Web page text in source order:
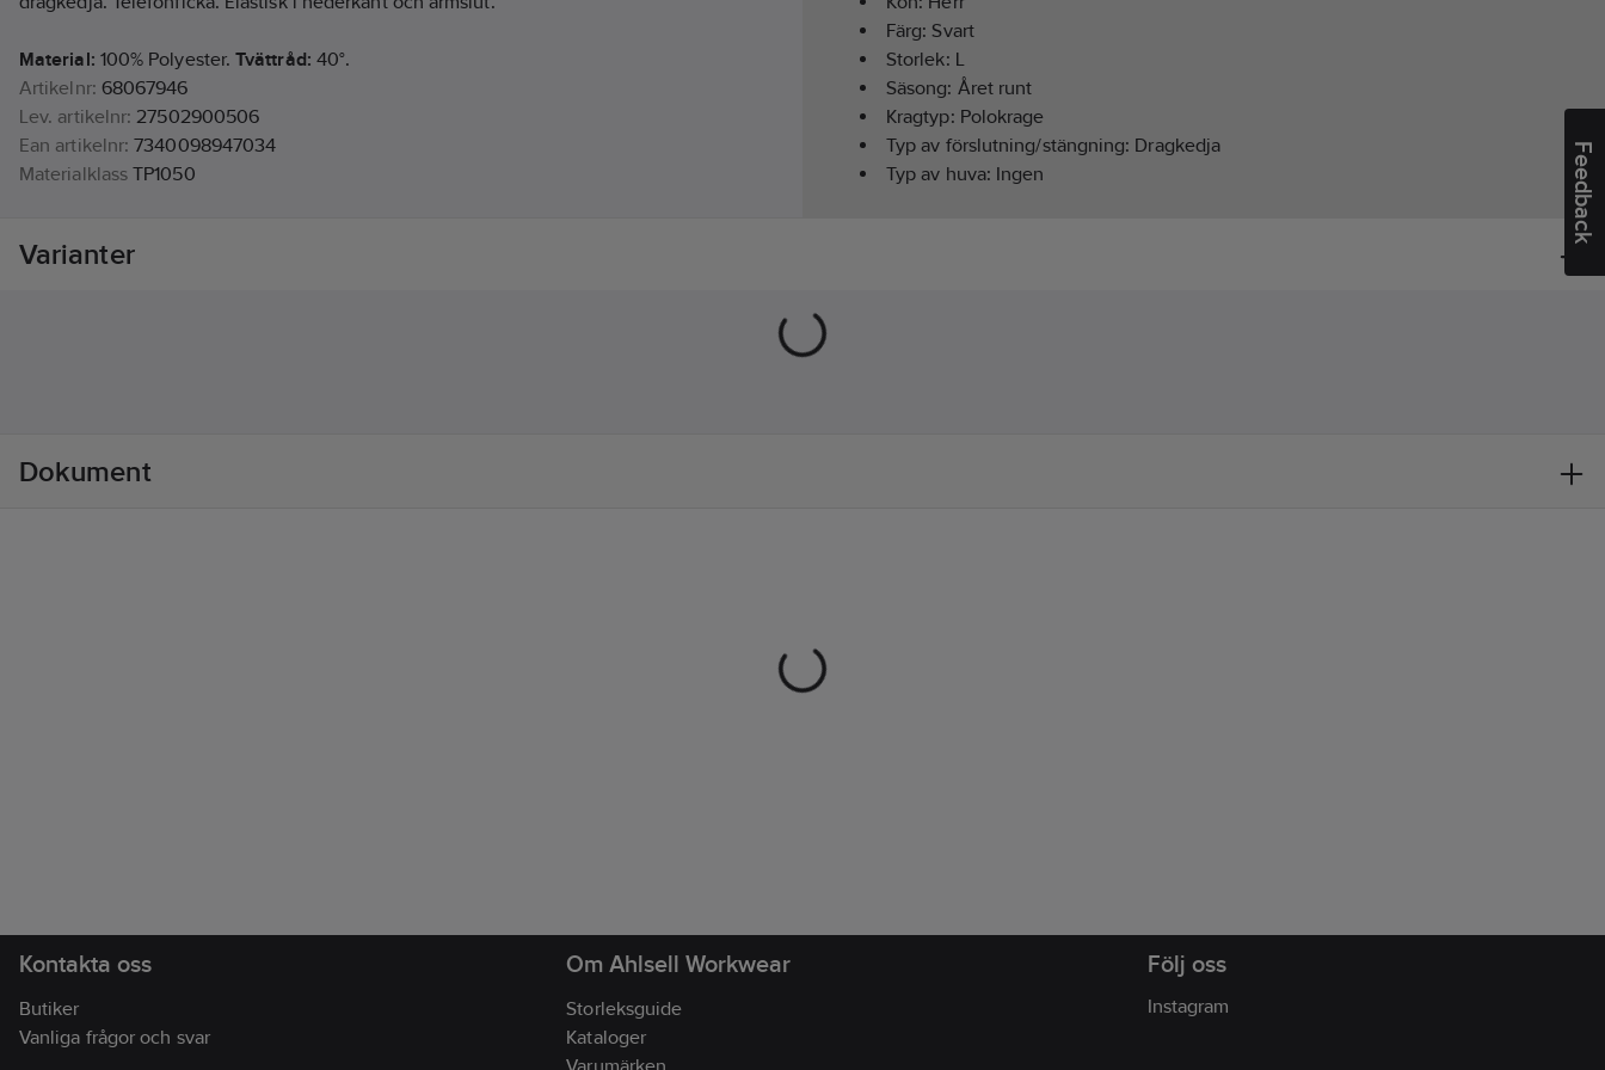
Feedback
Material: 100% Polyester.Tvättråd: 40°.
Artikelnr: 68067946
Lev. artikelnr: 27502900506
Ean artikelnr: 7340098947034
Materialklass TP1050
Färg:Svart
Storlek: L
Säsong: Året runt
Kragtyp: Polokrage
Typ av förslutning/stängning: Dragkedja
Typ av huva: Ingen
Varianter
Dokument
Kontakta oss
Butiker
Vanliga frågor och svar
Om Ahlsell Workwear
Storleksguide
Kataloger
Följ oss
Instagram